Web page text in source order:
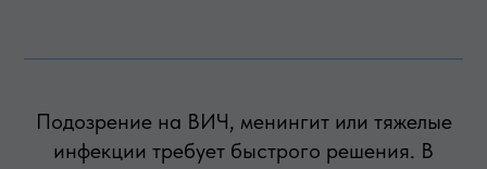
Подозрение на ВИЧ, менингит или тяжелые
инфекции требует быстрого решения. В